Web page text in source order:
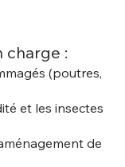
charge :
(poutres,
et les insectes
de